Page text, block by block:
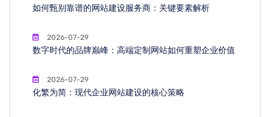
如何甄别靠谱的网站建设服务商：关键要素解析
2026-07-29
数字时代的品牌巅峰：高端定制网站如何重塑企业价值
2026-07-29
化繁为简：现代企业网站建设的核心策略